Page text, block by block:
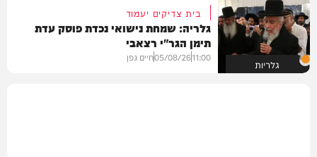
גלריות
בית צדיקים יעמוד
גלריה: שמחת נישואי נכדת פוסק עדת
תימן הגר"י רצאבי
11:00
05/08/26חיים גפן